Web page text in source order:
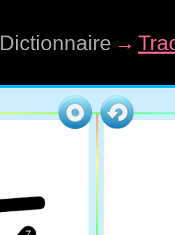
Dictionnaire →